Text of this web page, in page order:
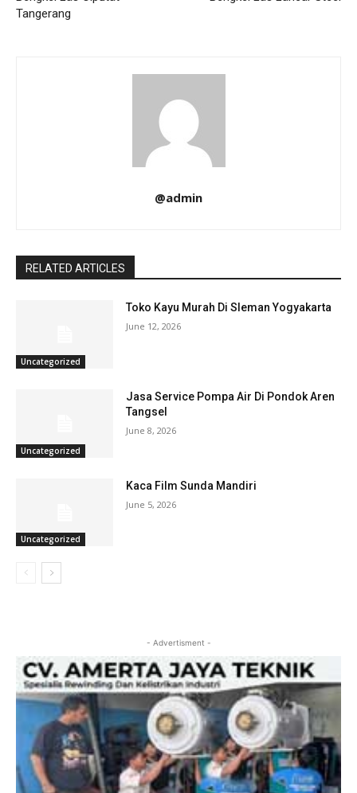
Tangerang
@admin
RELATED ARTICLES
Uncategorized
Toko Kayu Murah Di Sleman Yogyakarta
June 12, 2026
Uncategorized
Jasa Service Pompa Air Di Pondok Aren
Tangsel
June 8, 2026
Uncategorized
Kaca Film Sunda Mandiri
June 5, 2026
- Advertisment -